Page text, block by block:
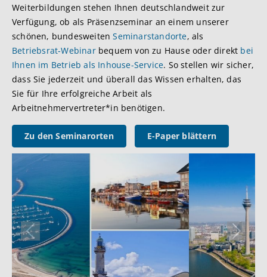
Weiterbildungen stehen Ihnen deutschlandweit zur
Verfügung, ob als Präsenzseminar an einem unserer
schönen, bundesweitenSeminarstandorte, als
Betriebsrat-Webinarbequem von zu Hause oder direkt bei
Ihnen im Betrieb als Inhouse-Service. So stellen wir sicher,
dass Sie jederzeit und überall das Wissen erhalten, das
Sie für Ihre erfolgreiche Arbeit als
Arbeitnehmervertreter*in benötigen.
Zu den Seminarorten E-Paper blättern